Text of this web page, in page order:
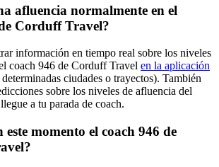
afluencia normalmente en el
Corduff Travel?
información en tiempo real sobre los niveles
coach 946 de Corduff Travel en la aplicación
ciudades o trayectos). También
sobre los niveles de afluencia del
a tu parada de coach.
este momento el coach 946 de